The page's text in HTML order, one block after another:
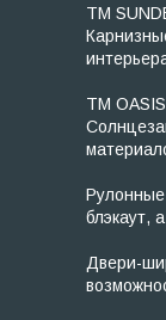
ТМ
TM OASIS
Рулонные
блэкаут,
Двери-